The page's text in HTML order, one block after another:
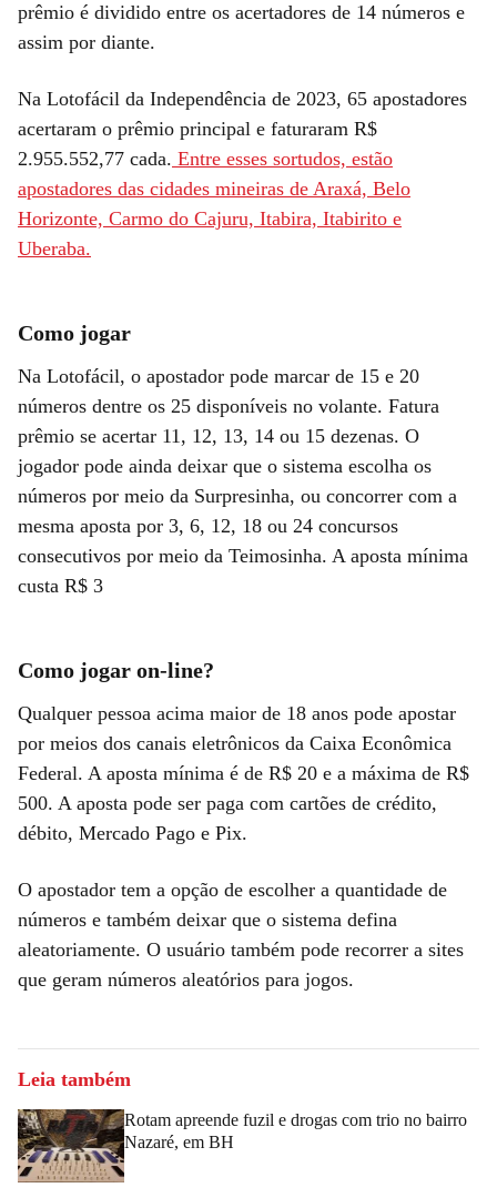
prêmio é dividido entre os acertadores de 14 números e
assim por diante.
Na Lotofácil da Independência de 2023, 65 apostadores
acertaram o prêmio principal e faturaram R$
2.955.552,77 cada. Entre esses sortudos, estão
apostadores das cidades mineiras de Araxá, Belo
Horizonte, Carmo do Cajuru, Itabira, Itabirito e
Uberaba.
Como jogar
Na Lotofácil, o apostador pode marcar de 15 e 20
números dentre os 25 disponíveis no volante. Fatura
prêmio se acertar 11, 12, 13, 14 ou 15 dezenas. O
jogador pode ainda deixar que o sistema escolha os
números por meio da Surpresinha, ou concorrer com a
mesma aposta por 3, 6, 12, 18 ou 24 concursos
consecutivos por meio da Teimosinha. A aposta mínima
custa R$ 3
Como jogar on-line?
Qualquer pessoa acima maior de 18 anos pode apostar
por meios dos canais eletrônicos da Caixa Econômica
Federal. A aposta mínima é de R$ 20 e a máxima de R$
500. A aposta pode ser paga com cartões de crédito,
débito, Mercado Pago e Pix.
O apostador tem a opção de escolher a quantidade de
números e também deixar que o sistema defina
aleatoriamente. O usuário também pode recorrer a sites
que geram números aleatórios para jogos.
Leia também
Rotam apreende fuzil e drogas com trio no bairro
Nazaré, em BH